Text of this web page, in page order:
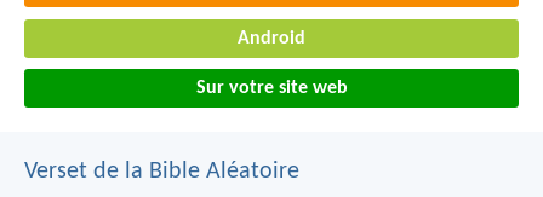
Android
Sur votre site web
Verset de la Bible Aléatoire